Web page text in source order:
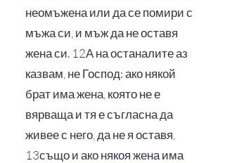
неомъжена или да се помири с
мъжа си, и мъж да не оставя
жена си. 12А на останалите аз
казвам, не Господ: ако някой
брат има жена, която не е
вярваща и тя е съгласна да
живее с него, да не я оставя,
13също и ако някоя жена има